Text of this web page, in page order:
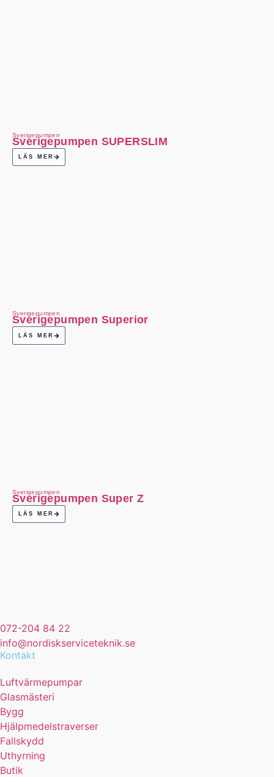
Sverigepumpen
Sverigepumpen SUPERSLIM
LÄS MER
Sverigepumpen
Sverigepumpen Superior
LÄS MER
Sverigepumpen
Sverigepumpen Super Z
LÄS MER
072-204 84 22
info@nordiskserviceteknik.se
Kontakt
Luftvärmepumpar
Glasmästeri
Bygg
Hjälpmedelstraverser
Fallskydd
Uthyrning
Butik